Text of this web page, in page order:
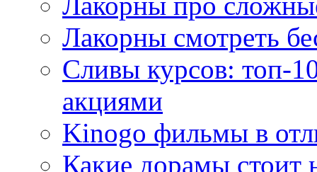
Лакорны смотреть
Сливы курсов: топ-
акциями
Kinogo фильмы в
Какие дорамы стоит